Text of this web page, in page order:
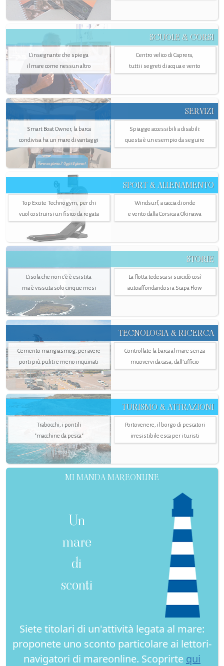
SCUOLE & CORSI
L'insegnante che spiega
il mare come nessun altro
Centro velico di Caprera,
tutti i segreti di acqua e vento
SERVIZI
Smart Boat Owner, la barca
condivisa ha un mare di vantaggi
Spiagge accessibili a disabili:
questa è un esempio da seguire
SPORT & ALLENAMENTO
Top Excite Technogym, per chi
vuol costruirsi un fisico da regata
Windsurf, a caccia di onde
e vento dalla Corsica a Okinawa
STORIE
L’isola che non c'è è esistita
ma è vissuta solo cinque mesi
La flotta tedesca si suicidò così
autoaffondandosi a Scapa Flow
TECNOLOGIA & RICERCA
Cemento mangiasmog, per avere
porti più puliti e meno inquinati
Controllate la barca al mare senza
muovervi da casa, dall’ufficio
TURISMO & ATTRAZIONI
Trabocchi, i pontili
"macchine da pesca"
Portovenere, il borgo di pescatori
irresistibile esca per i turisti
MI MANDA MAREONLINE
Un
mare
di
sconti
Siete titolari di un'attività legata al mare:
proponete uno sconto particolare ai lettori-
navigatori di mareonline. Scoprirte qui